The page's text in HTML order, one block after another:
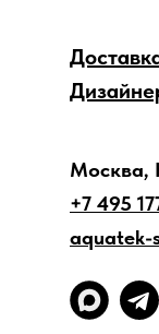
Москва,
+7 495
aquatek-